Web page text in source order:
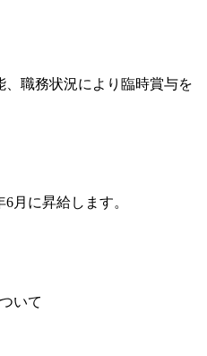
、職務状況により臨時賞与を
月に昇給します。
いて